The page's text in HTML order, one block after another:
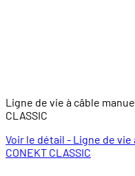
Ligne de vie à câble
CLASSIC
Voir le détail - Ligne de
CONEKT CLASSIC